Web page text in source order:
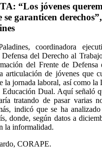
“Los jóvenes
garanticen
coordinadora
del Derecho al
del Frente de Defensa
articulación de jóvenes que
la jornada laboral, así como la
Dual. Aquí señaló
tratando de pasar varias
indicó que se ha
donde, según datos a
la informalidad.
CORAPE.